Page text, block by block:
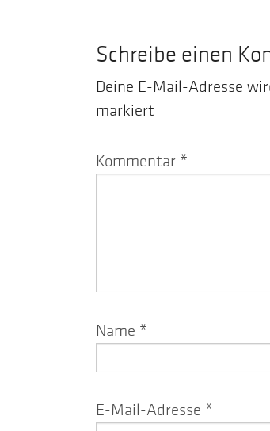
Schreibe einen
Deine E-Mail-Adresse
markiert
Kommentar *
Name *
E-Mail-Adresse *